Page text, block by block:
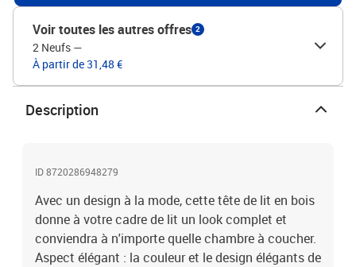
Voir toutes les autres offres 2
2 Neufs —
À partir de 31,48 €
Description
ID 8720286948279
Avec un design à la mode, cette tête de lit en bois
donne à votre cadre de lit un look complet et
conviendra à n'importe quelle chambre à coucher.
Aspect élégant : la couleur et le design élégants de